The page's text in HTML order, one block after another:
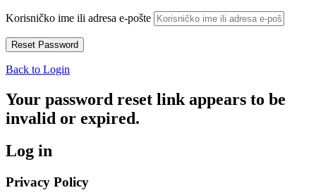
Korisničko ime ili adresa e-pošte
Back to Login
Your password reset link appears to be
invalid or expired.
Log in
Privacy Policy